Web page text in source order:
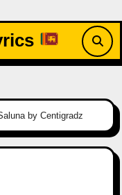
by Centigradz